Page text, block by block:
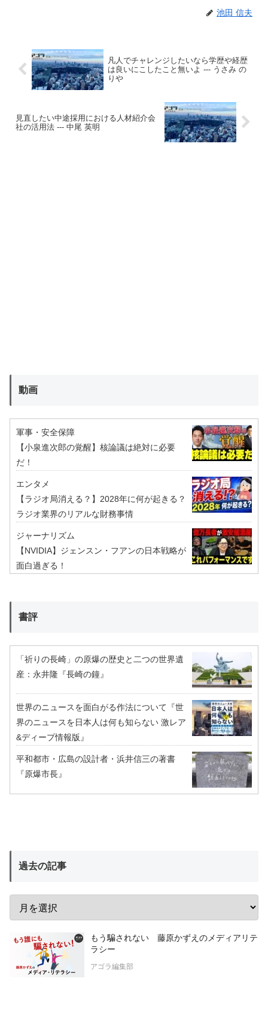
池田 信夫
凡人でチャレンジしたいなら学歴や経歴
は良いにこしたこと無いよ --- うさみ の
りや
見直したい中途採用における人材紹介会
社の活用法 --- 中尾 英明
動画
軍事・安全保障
【小泉進次郎の覚醒】核論議は絶対に必要
だ！
エンタメ
【ラジオ局消える？】2028年に何が起きる？
ラジオ業界のリアルな財務事情
ジャーナリズム
【NVIDIA】ジェンスン・フアンの日本戦略が
面白過ぎる！
書評
「祈りの長崎」の原爆の歴史と二つの世界遺
産：永井隆『長崎の鐘』
世界のニュースを面白がる作法について『世
界のニュースを日本人は何も知らない 激レア
&ディープ情報版』
平和都市・広島の設計者・浜井信三の著書
『原爆市長』
過去の記事
もう騙されない 藤原かずえのメディアリテ
ラシー
アゴラ編集部